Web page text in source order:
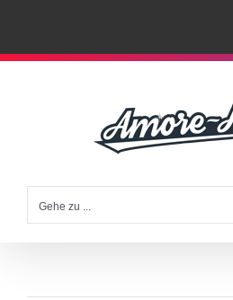
Zum
Gehe zu ...